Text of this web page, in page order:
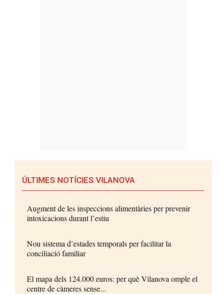
ÚLTIMES NOTÍCIES VILANOVA
Augment de les inspeccions alimentàries per prevenir
intoxicacions durant l’estiu
Nou sistema d’estades temporals per facilitar la
conciliació familiar
El mapa dels 124.000 euros: per què Vilanova omple el
centre de càmeres sense...